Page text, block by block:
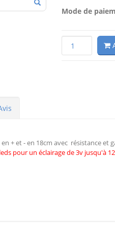
Mode de
+ et - en 18cm avec résistance et
pour un éclairage de 3v jusqu'à